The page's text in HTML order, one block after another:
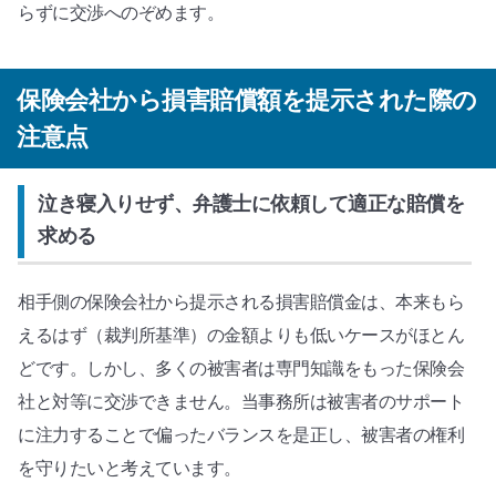
らずに交渉へのぞめます。
保険会社から損害賠償額を提示された際の
注意点
泣き寝入りせず、弁護士に依頼して適正な賠償を
求める
相手側の保険会社から提示される損害賠償金は、本来もら
えるはず（裁判所基準）の金額よりも低いケースがほとん
どです。しかし、多くの被害者は専門知識をもった保険会
社と対等に交渉できません。当事務所は被害者のサポート
に注力することで偏ったバランスを是正し、被害者の権利
を守りたいと考えています。